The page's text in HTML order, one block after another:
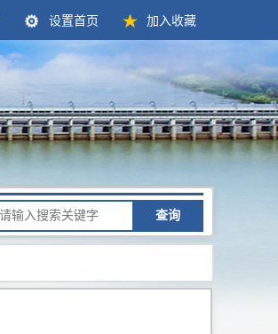
设置首页 加入收藏
查询